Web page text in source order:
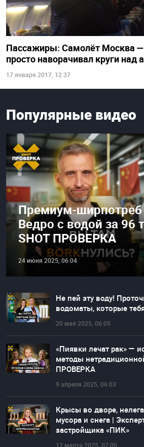
Пассажиры: Самолёт Москва
просто наворачивал круги над
17 января 2017, 12:37
Популярные видео
Премиум-ширпотреб
Ведро с водой за 96
SHOT ПРОВЕРКА
24 июня 2025, 06:04
Не пей эту воду!
водоматы, которые
20 мая 2025, 06:05
«Пиявки лечат рак» —
методы
ПРОВЕРКА
9 апреля 2025, 06:03
Крысы во дворе,
мусора и снега |
застройщика «ПИК»
12 марта 2025, 07:00